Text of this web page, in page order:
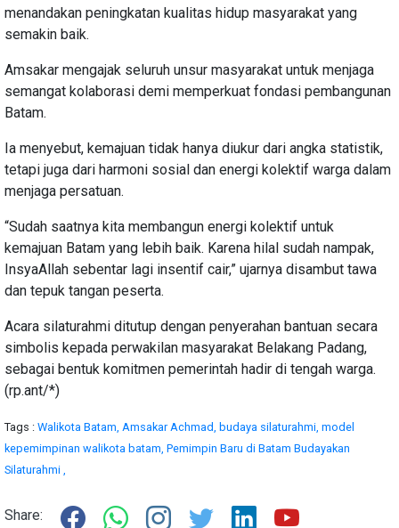
menandakan peningkatan kualitas hidup masyarakat yang
semakin baik.
Amsakar mengajak seluruh unsur masyarakat untuk menjaga
semangat kolaborasi demi memperkuat fondasi pembangunan
Batam.
Ia menyebut, kemajuan tidak hanya diukur dari angka statistik,
tetapi juga dari harmoni sosial dan energi kolektif warga dalam
menjaga persatuan.
“Sudah saatnya kita membangun energi kolektif untuk
kemajuan Batam yang lebih baik. Karena hilal sudah nampak,
InsyaAllah sebentar lagi insentif cair,” ujarnya disambut tawa
dan tepuk tangan peserta.
Acara silaturahmi ditutup dengan penyerahan bantuan secara
simbolis kepada perwakilan masyarakat Belakang Padang,
sebagai bentuk komitmen pemerintah hadir di tengah warga.
(rp.ant/*)
Tags : Walikota Batam, Amsakar Achmad, budaya silaturahmi, model
kepemimpinan walikota batam, Pemimpin Baru di Batam Budayakan
Silaturahmi ,
Share: